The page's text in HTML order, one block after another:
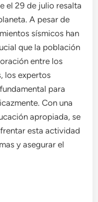
el 29 de julio resalta
A pesar de
sísmicos han
que la población
entre los
los expertos
para
Con una
apropiada, se
esta actividad
y asegurar el